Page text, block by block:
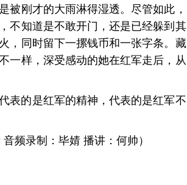
被刚才的大雨淋得湿透。尽管如此，
不知道是不敢开门，还是已经躲到其
，同时留下一摞钱币和一张字条。藏
一样，深受感动的她在红军走后，从
表的是红军的精神，代表的是红军不
频录制：毕婧 播讲：何帅）